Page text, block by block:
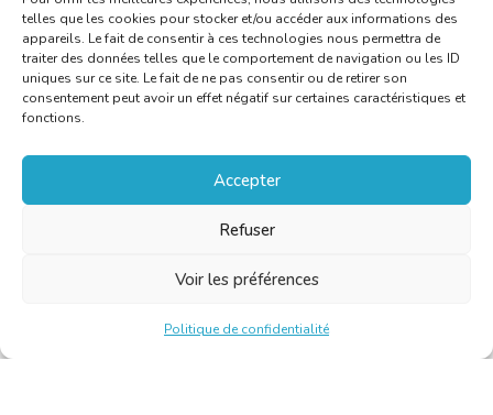
telles que les cookies pour stocker et/ou accéder aux informations des
appareils. Le fait de consentir à ces technologies nous permettra de
traiter des données telles que le comportement de navigation ou les ID
uniques sur ce site. Le fait de ne pas consentir ou de retirer son
consentement peut avoir un effet négatif sur certaines caractéristiques et
fonctions.
Accepter
Refuser
Voir les préférences
Politique de confidentialité